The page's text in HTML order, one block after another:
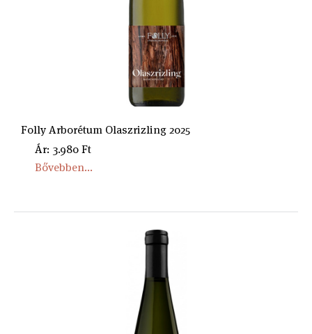
Folly Arborétum Olaszrizling 2025
Ár: 3.980 Ft
Bővebben...